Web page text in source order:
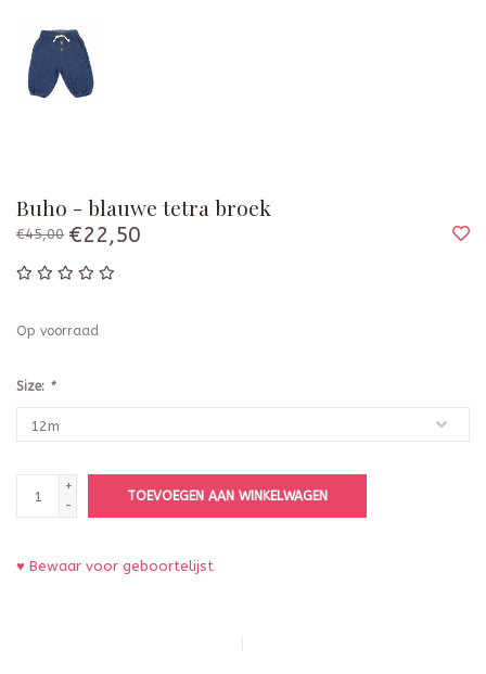
Buho - blauwe tetra broek
€45,00 €22,50
Op voorraad
Size: *
+
-
TOEVOEGEN AAN WINKELWAGEN
♥ Bewaar voor geboortelijst